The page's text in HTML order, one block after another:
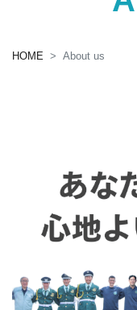
HOME About us